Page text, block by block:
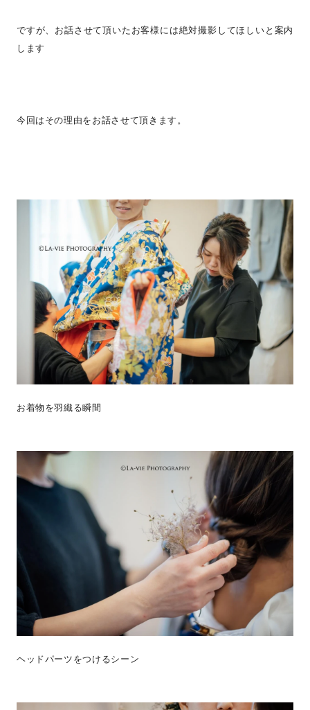
ですが、お話させて頂いたお客様には絶対撮影してほしいと案内
します
今回はその理由をお話させて頂きます。
お着物を羽織る瞬間
ヘッドパーツをつけるシーン